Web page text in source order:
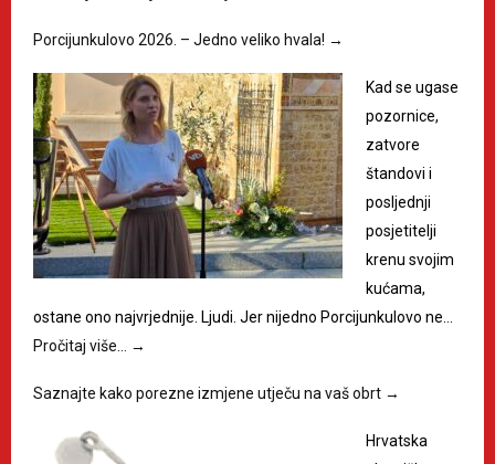
Porcijunkulovo 2026. – Jedno veliko hvala! →
Kad se ugase
pozornice,
zatvore
štandovi i
posljednji
posjetitelji
krenu svojim
kućama,
ostane ono najvrjednije. Ljudi. Jer nijedno Porcijunkulovo ne…
Pročitaj više…
→
Saznajte kako porezne izmjene utječu na vaš obrt →
Hrvatska